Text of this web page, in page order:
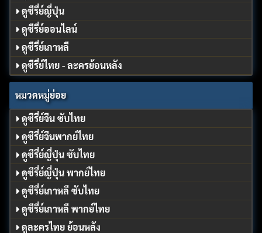
ดูซีรี่ย์ญี่ปุ่น
ดูซีรี่ย์ออนไลน์
ดูซีรี่ย์เกาหลี
ดูซีรี่ย์ไทย - ละครย้อนหลัง
หมวดหมู่ย่อย
ดูซีรี่ย์จีน ซับไทย
ดูซีรี่ย์จีนพากย์ไทย
ดูซีรี่ย์ญี่ปุ่น ซับไทย
ดูซีรี่ย์ญี่ปุ่น พากย์ไทย
ดูซีรี่ย์เกาหลี ซับไทย
ดูซีรี่ย์เกาหลี พากย์ไทย
ดูละครไทย ย้อนหลัง